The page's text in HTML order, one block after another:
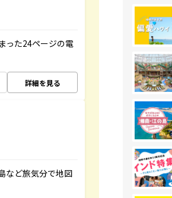
った24ページの電
詳細を見る
など旅気分で地図